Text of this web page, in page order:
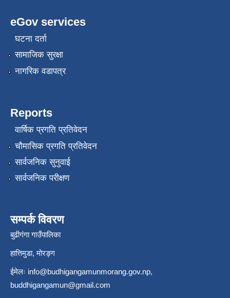
eGov services
घटना दर्ता
सामाजिक सुरक्षा
नागरिक वडापत्र
Reports
वार्षिक प्रगति प्रतिवेदन
चौमासिक प्रगति प्रतिवेदन
सार्वजनिक सुनुवाई
सार्वजनिक परीक्षण
सम्पर्क विवरण
बुढीगंगा गाउँपालिका
हात्तिमुडा, मोरङ्ग
ईमेलः info@budhigangamunmorang.gov.np,
buddhigangamun@gmail.com